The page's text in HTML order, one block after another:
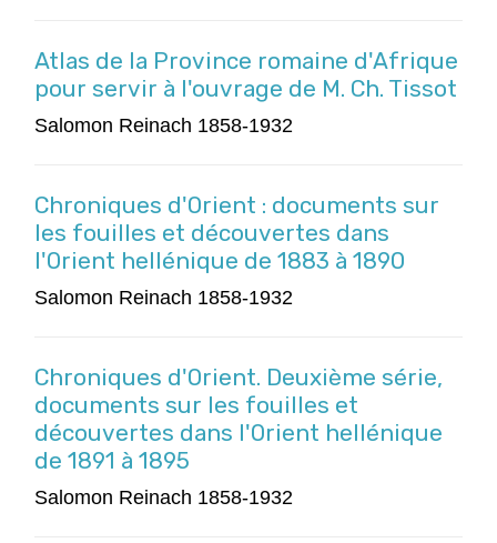
Atlas de la Province romaine d'Afrique
pour servir à l'ouvrage de M. Ch. Tissot
Salomon Reinach 1858-1932
Chroniques d'Orient : documents sur
les fouilles et découvertes dans
l'Orient hellénique de 1883 à 1890
Salomon Reinach 1858-1932
Chroniques d'Orient. Deuxième série,
documents sur les fouilles et
découvertes dans l'Orient hellénique
de 1891 à 1895
Salomon Reinach 1858-1932